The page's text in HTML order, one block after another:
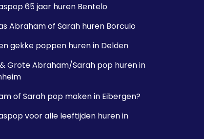
65 jaar huren Bentelo
Abraham of Sarah huren Borculo
gekke poppen huren in Delden
Grote Abraham/Sarah pop huren in
of Sarah pop maken in Eibergen?
voor alle leeftijden huren in